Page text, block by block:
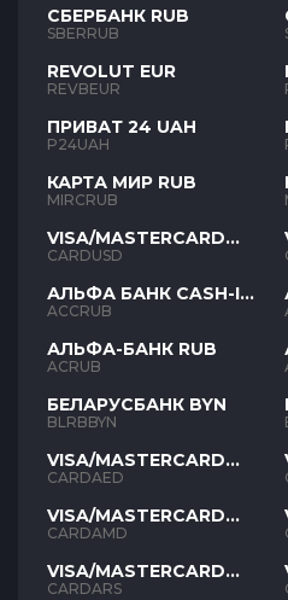
СБЕРБАНК RUB
SBERRUB
REVOLUT EUR
REVBEUR
ПРИВАТ 24 UAH
P24UAH
КАРТА МИР RUB
MIRCRUB
VISA/MASTERCARD
USD
CARDUSD
АЛЬФА БАНК CASH-IN
RUB
ACCRUB
АЛЬФА-БАНК RUB
ACRUB
БЕЛАРУСБАНК BYN
BLRBBYN
VISA/MASTERCARD
AED
CARDAED
VISA/MASTERCARD
AMD
CARDAMD
VISA/MASTERCARD
ARS
CARDARS